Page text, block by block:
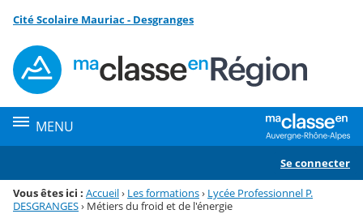
Menu de la rubrique
Contenu
Cité Scolaire Mauriac - Desgranges
MENU
Se connecter
Vous êtes ici : Accueil› Les formations› Lycée Professionnel P.
DESGRANGES› Métiers du froid et de l'énergie